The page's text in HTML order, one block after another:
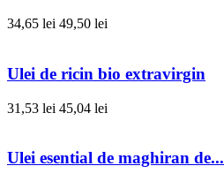
34,65 lei 49,50 lei
Ulei de ricin bio extravirgin
31,53 lei 45,04 lei
Ulei esential de maghiran de...